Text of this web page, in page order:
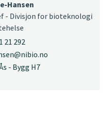
Hansen
- Divisjon for bioteknologi
21 292
- Bygg H7